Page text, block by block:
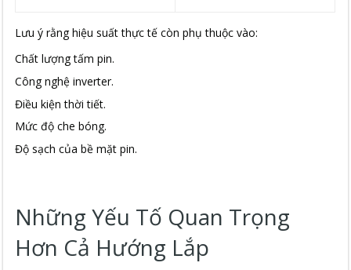
Lưu ý rằng hiệu suất thực tế còn phụ thuộc vào:
Chất lượng tấm pin.
Công nghệ inverter.
Điều kiện thời tiết.
Mức độ che bóng.
Độ sạch của bề mặt pin.
Những Yếu Tố Quan Trọng
Hơn Cả Hướng Lắp